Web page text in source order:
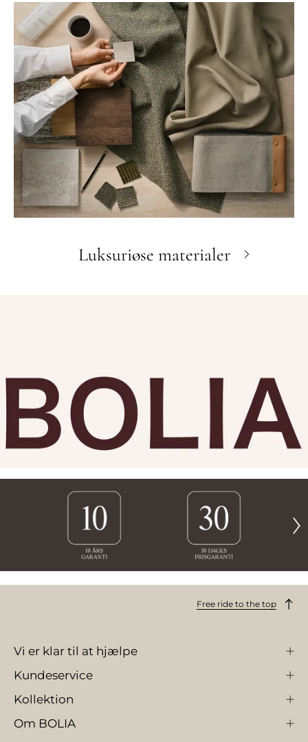
Luksuriøse materialer
Free ride to the top
Vi er klar til at hjælpe
Kundeservice
Kollektion
Om BOLIA